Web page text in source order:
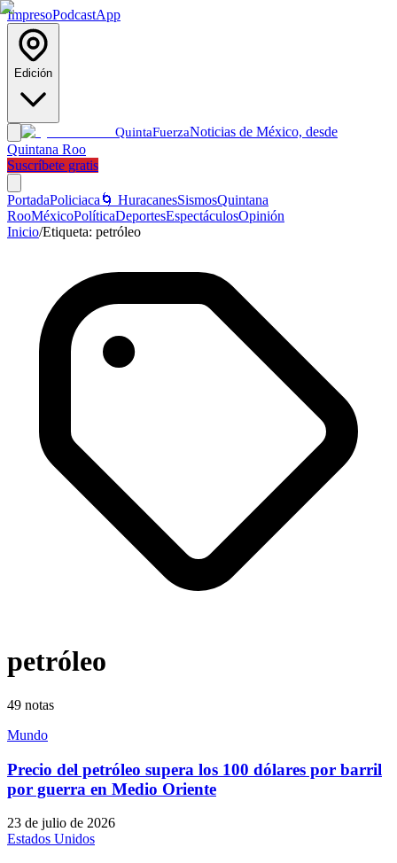
ImpresoPodcastApp
Edición
QuintaFuerzaNoticias de México, desde
Quintana Roo
Suscríbete gratis
PortadaPoliciaca 🌀 HuracanesSismosQuintana
RooMéxicoPolíticaDeportesEspectáculosOpinión
Inicio/Etiqueta: petróleo
petróleo
49 notas
Mundo
Precio del petróleo supera los 100 dólares por barril
por guerra en Medio Oriente
23 de julio de 2026
Estados Unidos